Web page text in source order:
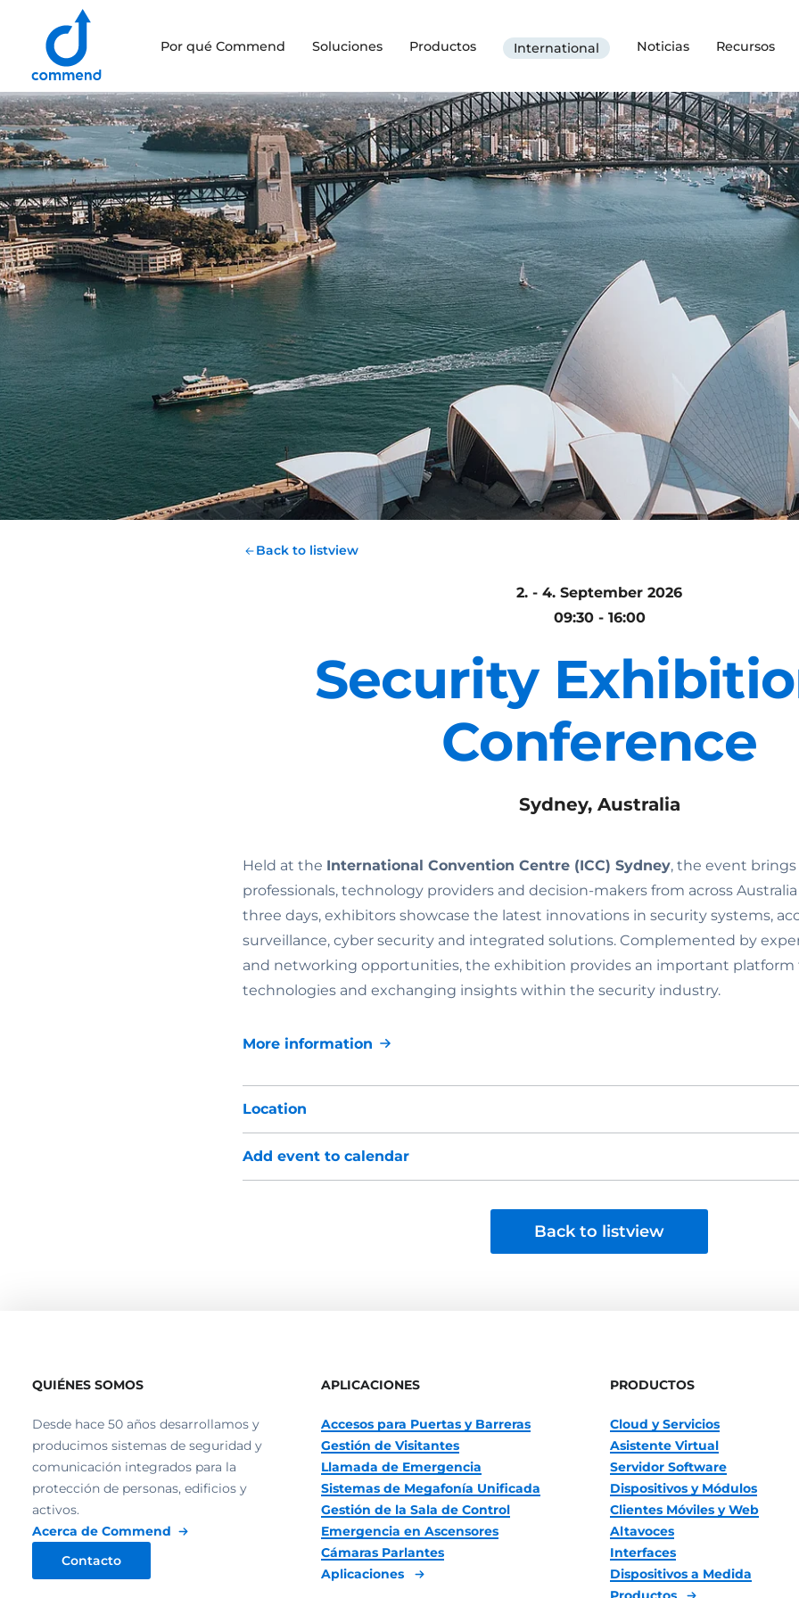
Scroll to content
Commend
Por qué Commend Soluciones Productos International Noticias Recursos
Back to listview
2. - 4. September 2026
09:30 - 16:00
Security
Conference
Sydney, Australia
Held at the International Convention Centre (ICC) Sydney, the event
professionals, technology providers and decision-makers from across
three days, exhibitors showcase the latest innovations in security systems,
surveillance, cyber security and integrated solutions. Complemented by
and networking opportunities, the exhibition provides an important platform
technologies and exchanging insights within the security industry.
More information
Location
Add event to calendar
Back to listview
QUIÉNES SOMOS
Desde hace 50 años desarrollamos y
producimos sistemas de seguridad y
comunicación integrados para la
protección de personas, edificios y
activos.
Acerca de Commend
Contacto
APLICACIONES
Accesos para Puertas y Barreras
Gestión de Visitantes
Llamada de Emergencia
Sistemas de Megafonía Unificada
Gestión de la Sala de Control
Emergencia en Ascensores
Cámaras Parlantes
Aplicaciones
PRODUCTOS
Cloud y Servicios
Asistente Virtual
Servidor Software
Dispositivos y Módulos
Clientes Móviles y Web
Altavoces
Interfaces
Dispositivos a Medida